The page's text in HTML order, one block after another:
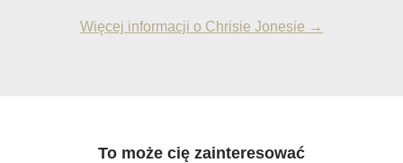
Więcej informacji o Chrisie Jonesie →
To może cię zainteresować